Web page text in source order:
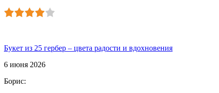
Букет из 25 гербер – цвета радости и вдохновения
6 июня 2026
Борис: